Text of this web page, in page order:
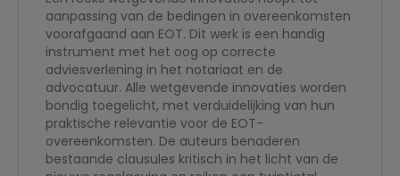
aanpassing van de bedingen in overeenkomsten
voorafgaand aan EOT. Dit werk is een handig
instrument met het oog op correcte
adviesverlening in het notariaat en de
advocatuur. Alle wetgevende innovaties worden
bondig toegelicht, met verduidelijking van hun
praktische relevantie voor de EOT-
overeenkomsten. De auteurs benaderen
bestaande clausules kritisch in het licht van de